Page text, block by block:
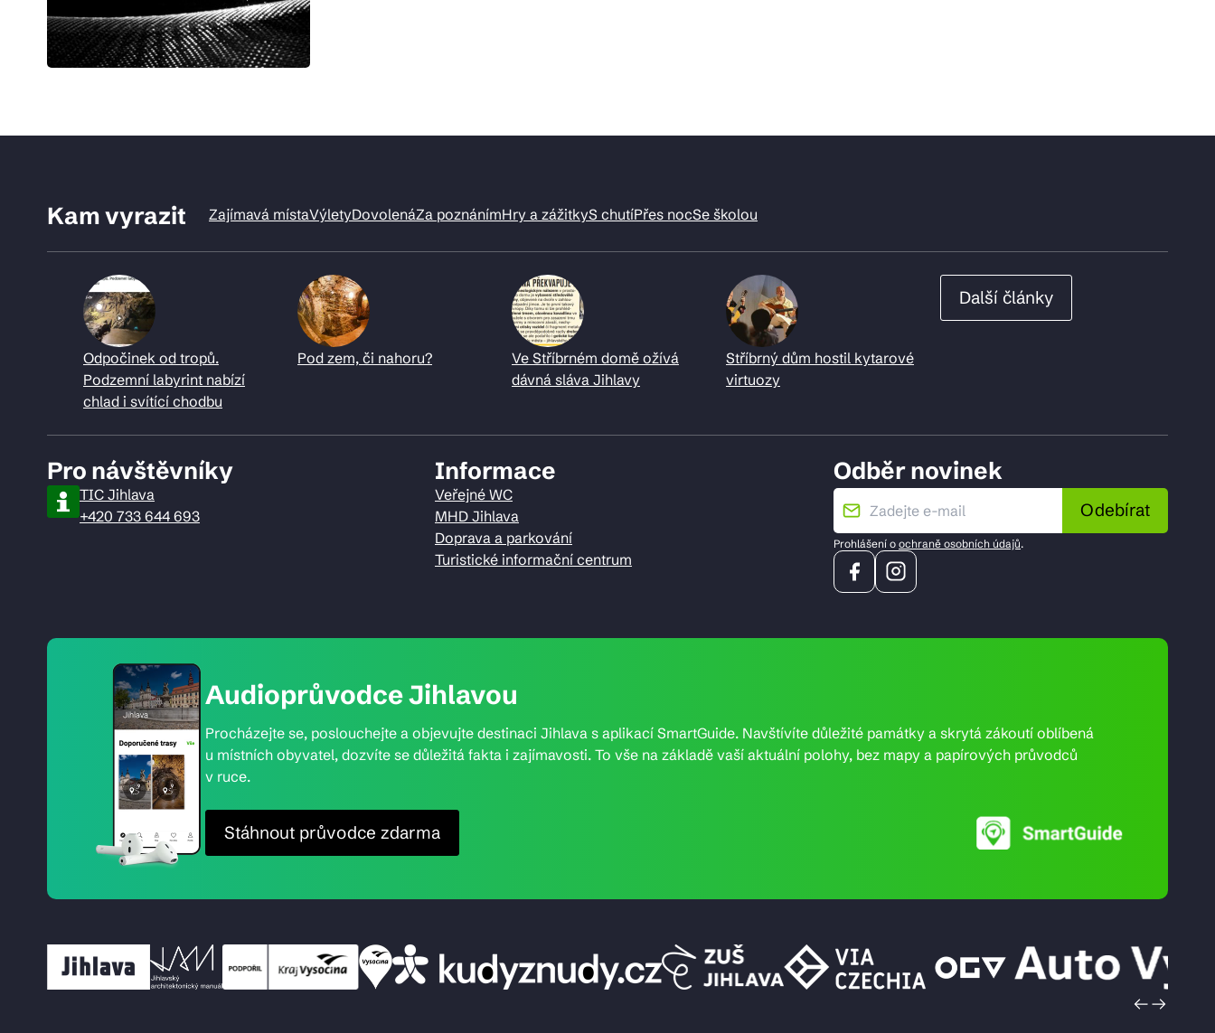
Kam vyrazit Zajímavá místaVýletyDovolenáZa poznánímHry a zážitkyS chutíPřes nocSe školou
Odpočinek od tropů.
Podzemní labyrint nabízí
chlad i svítící chodbu
Pod zem, či nahoru?
Ve Stříbrném domě ožívá
dávná sláva Jihlavy
Stříbrný dům hostil kytarové
virtuozy
Další články
Pro návštěvníky
TIC Jihlava
+420 733 644 693
Informace
Veřejné WC
MHD Jihlava
Doprava a parkování
Turistické informační centrum
Odběr novinek
Odebírat
Prohlášení o ochraně osobních údajů.
Audioprůvodce Jihlavou
Procházejte se, poslouchejte a objevujte destinaci Jihlava s aplikací SmartGuide. Navštívíte důležité památky a skrytá zákoutí oblíbená
u místních obyvatel, dozvíte se důležitá fakta i zajímavosti. To vše na základě vaší aktuální polohy, bez mapy a papírových průvodců
v ruce.
Stáhnout průvodce zdarma